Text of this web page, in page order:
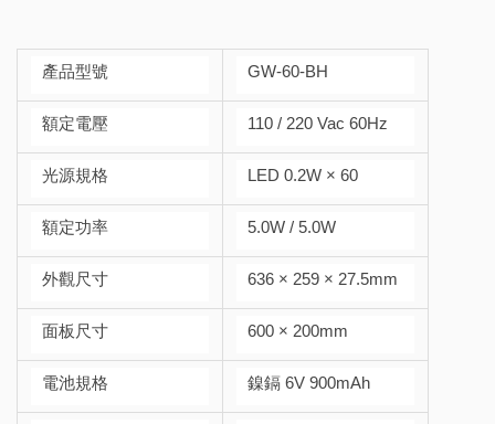
產品型號 GW-60-BH
額定電壓 110 / 220 Vac 60Hz
光源規格 LED 0.2W × 60
額定功率 5.0W / 5.0W
外觀尺寸 636 × 259 × 27.5mm
面板尺寸 600 × 200mm
電池規格 鎳鎘 6V 900mAh